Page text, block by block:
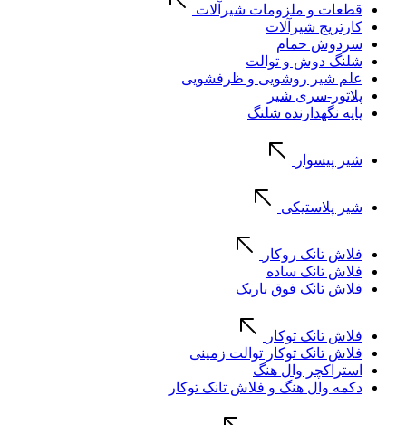
قطعات و ملزومات شیرآلات
کارتریج شیرآلات
سردوش حمام
شلنگ دوش و توالت
علم شیر روشویی و ظرفشویی
پلاتور-سری شیر
پایه نگهدارنده شلنگ
شیر پیسوار
شیر پلاستیکی
فلاش تانک روکار
فلاش تانک ساده
فلاش تانک فوق باریک
فلاش تانک توکار
فلاش تانک توکار توالت زمینی
استراکچر وال هنگ
دکمه وال هنگ و فلاش تانک توکار